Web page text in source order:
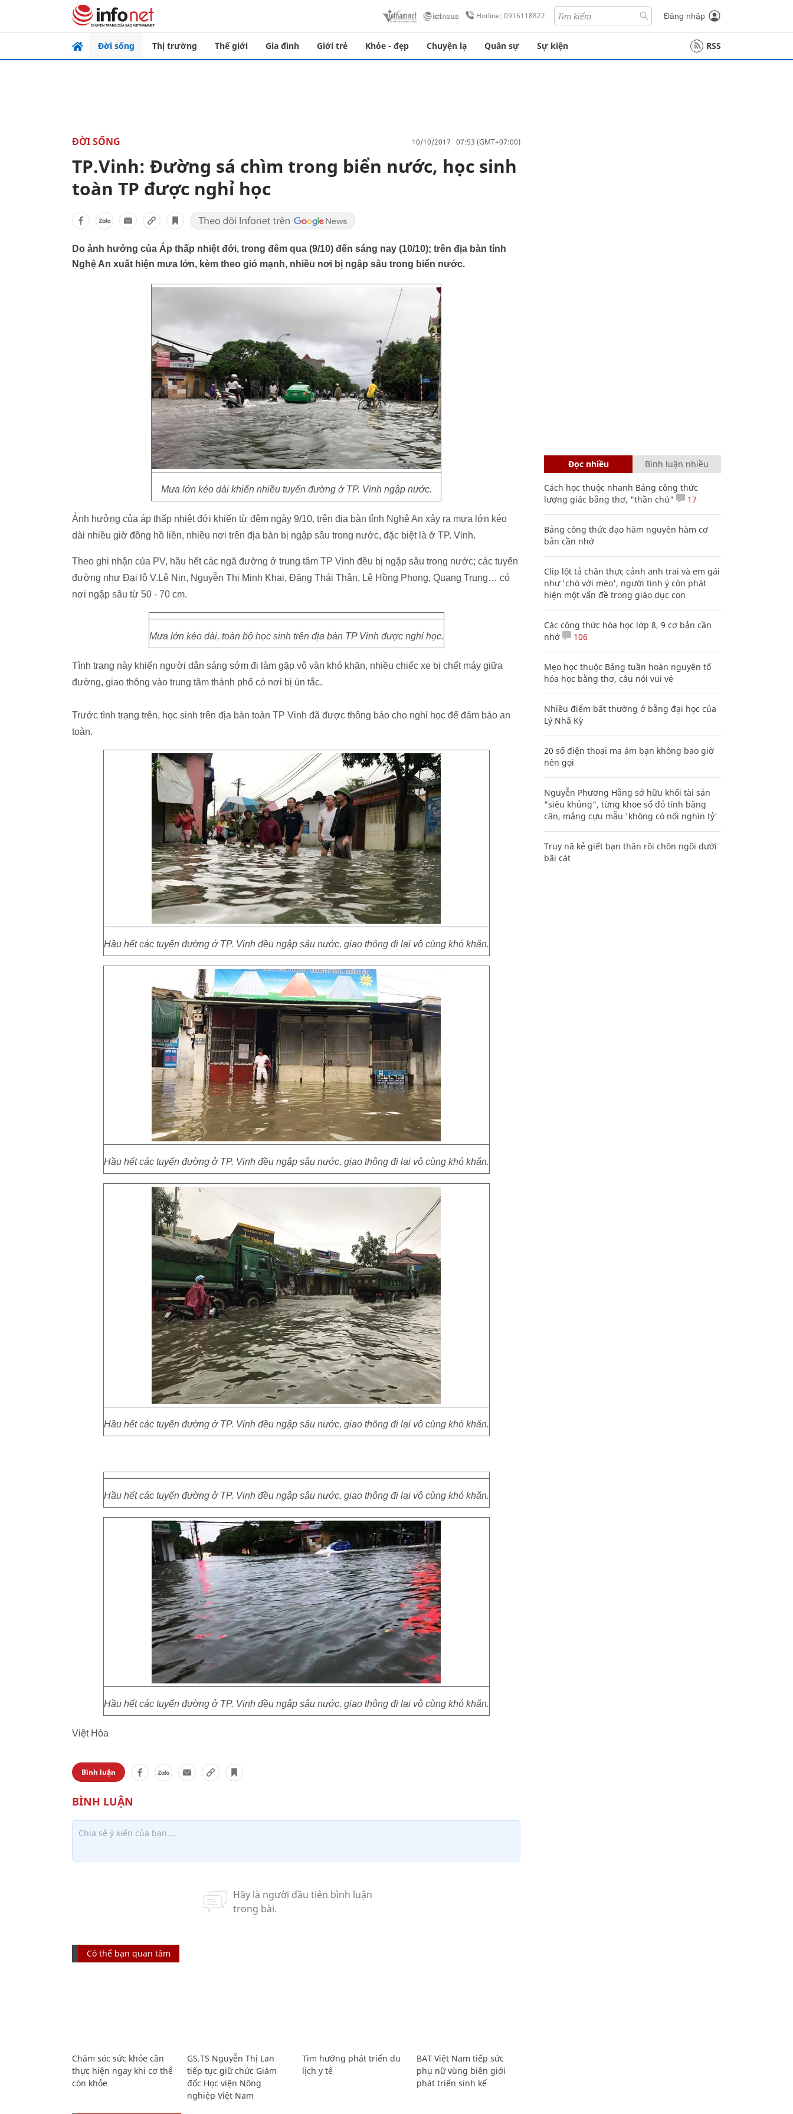
Hotline: 0916118822 Đăng nhập
Đời sống Thị trường Thế giới Gia đình Giới trẻ Khỏe - đẹp Chuyện lạ Quân sự Sự kiện RSS
ĐỜI SỐNG 10/10/2017 07:53 (GMT+07:00)
TP.Vinh: Đường sá chìm trong biển nước, học sinh
toàn TP được nghỉ học
Do ảnh hưởng của Áp thấp nhiệt đới, trong đêm qua (9/10) đến sáng nay (10/10); trên địa bàn tỉnh
Nghệ An xuất hiện mưa lớn, kèm theo gió mạnh, nhiều nơi bị ngập sâu trong biển nước.
Mưa lớn kéo dài khiến nhiều tuyến đường ở TP. Vinh ngập nước.
Ảnh hưởng của áp thấp nhiệt đới khiến từ đêm ngày 9/10, trên địa bàn tỉnh Nghệ An xảy ra mưa lớn kéo
dài nhiều giờ đồng hồ liền, nhiều nơi trên địa bàn bị ngập sâu trong nước, đặc biệt là ở TP. Vinh.
Theo ghi nhận của PV, hầu hết các ngã đường ở trung tâm TP Vinh đều bị ngập sâu trong nước; các tuyến
đường như Đại lộ V.Lê Nin, Nguyễn Thị Minh Khai, Đặng Thái Thân, Lê Hồng Phong, Quang Trung… có
nơi ngập sâu từ 50 - 70 cm.
Mưa lớn kéo dài, toàn bộ học sinh trên địa bàn TP Vinh được nghỉ học.
Tình trạng này khiến người dân sáng sớm đi làm gặp vô vàn khó khăn, nhiều chiếc xe bị chết máy giữa
đường, giao thông vào trung tâm thành phố có nơi bị ùn tắc.
Trước tình trạng trên, học sinh trên địa bàn toàn TP Vinh đã được thông báo cho nghỉ học để đảm bảo an
toàn.
Hầu hết các tuyến đường ở TP. Vinh đều ngập sâu nước, giao thông đi lại vô cùng khó khăn.
Hầu hết các tuyến đường ở TP. Vinh đều ngập sâu nước, giao thông đi lại vô cùng khó khăn.
Hầu hết các tuyến đường ở TP. Vinh đều ngập sâu nước, giao thông đi lại vô cùng khó khăn.
Hầu hết các tuyến đường ở TP. Vinh đều ngập sâu nước, giao thông đi lại vô cùng khó khăn.
Hầu hết các tuyến đường ở TP. Vinh đều ngập sâu nước, giao thông đi lại vô cùng khó khăn.
Việt Hòa
Bình luận
Có thể bạn quan tâm
Chăm sóc sức khỏe cần
thực hiện ngay khi cơ thể
còn khỏe
GS.TS Nguyễn Thị Lan
tiếp tục giữ chức Giám
đốc Học viện Nông
nghiệp Việt Nam
Tìm hướng phát triển du
lịch y tế
BAT Việt Nam tiếp sức
phụ nữ vùng biên giới
phát triển sinh kế
Đọc nhiều Bình luận nhiều
Cách học thuộc nhanh Bảng công thức
lượng giác bằng thơ, "thần chú"
17
Bảng công thức đạo hàm nguyên hàm cơ
bản cần nhớ
Clip lột tả chân thực cảnh anh trai và em gái
như 'chó với mèo', người tinh ý còn phát
hiện một vấn đề trong giáo dục con
Các công thức hóa học lớp 8, 9 cơ bản cần
nhớ
106
Mẹo học thuộc Bảng tuần hoàn nguyên tố
hóa học bằng thơ, câu nói vui vẻ
Nhiều điểm bất thường ở bằng đại học của
Lý Nhã Kỳ
20 số điện thoại ma ám bạn không bao giờ
nên gọi
Nguyễn Phương Hằng sở hữu khối tài sản
"siêu khủng", từng khoe sổ đỏ tính bằng
cân, mắng cựu mẫu 'không có nổi nghìn tỷ'
Truy nã kẻ giết bạn thân rồi chôn ngồi dưới
bãi cát